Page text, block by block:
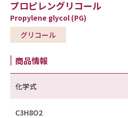
プロピレングリコール
Propylene glycol (PG)
グリコール
商品情報
化学式
C3H8O2